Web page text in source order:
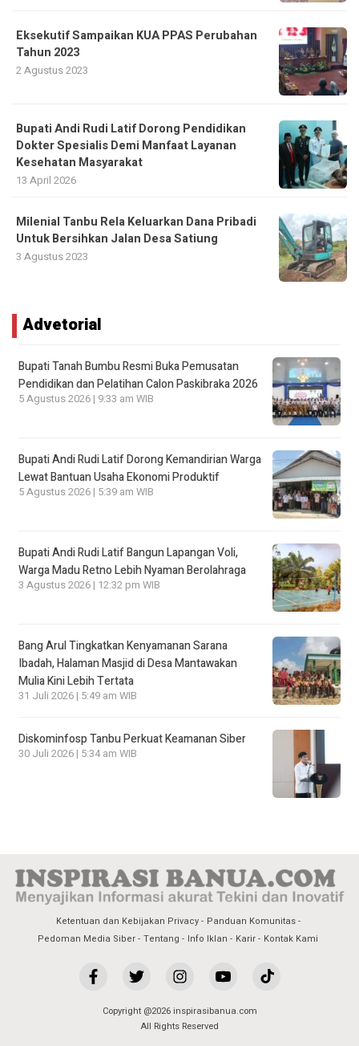
Eksekutif Sampaikan KUA PPAS Perubahan
Tahun 2023
2 Agustus 2023
Bupati Andi Rudi Latif Dorong Pendidikan
Dokter Spesialis Demi Manfaat Layanan
Kesehatan Masyarakat
13 April 2026
Milenial Tanbu Rela Keluarkan Dana Pribadi
Untuk Bersihkan Jalan Desa Satiung
3 Agustus 2023
Advetorial
Bupati Tanah Bumbu Resmi Buka Pemusatan
Pendidikan dan Pelatihan Calon Paskibraka 2026
5 Agustus 2026 | 9:33 am WIB
Bupati Andi Rudi Latif Dorong Kemandirian Warga
Lewat Bantuan Usaha Ekonomi Produktif
5 Agustus 2026 | 5:39 am WIB
Bupati Andi Rudi Latif Bangun Lapangan Voli,
Warga Madu Retno Lebih Nyaman Berolahraga
3 Agustus 2026 | 12:32 pm WIB
Bang Arul Tingkatkan Kenyamanan Sarana
Ibadah, Halaman Masjid di Desa Mantawakan
Mulia Kini Lebih Tertata
31 Juli 2026 | 5:49 am WIB
Diskominfosp Tanbu Perkuat Keamanan Siber
30 Juli 2026 | 5:34 am WIB
Ketentuan dan Kebijakan Privacy
Panduan Komunitas
Pedoman Media Siber Tentang Info Iklan Karir Kontak Kami
Copyright @2026 inspirasibanua.com
All Rights Reserved